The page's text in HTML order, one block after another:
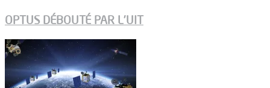
OPTUS DÉBOUTÉ PAR L’UIT